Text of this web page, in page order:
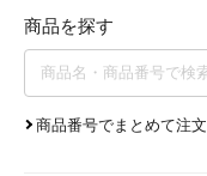
商品を探す
商品番号でまとめて注文